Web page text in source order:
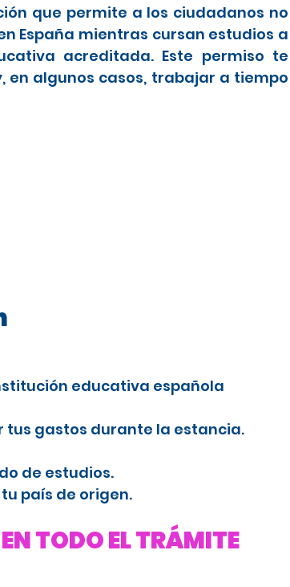
que permite a los ciudadanos no
España mientras cursan estudios a
acreditada. Este permiso te
algunos casos, trabajar a tiempo
educativa española
tus gastos durante la estancia.
de estudios.
país de origen.
TODO EL TRÁMITE